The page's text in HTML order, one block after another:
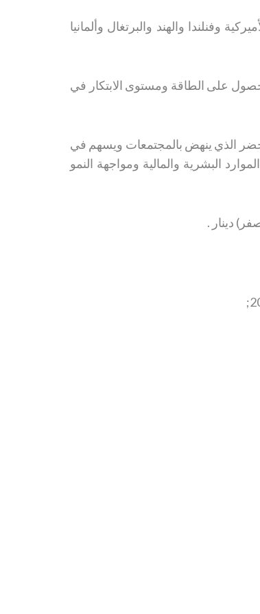
الأميركية وفنلندا والهند والبرتغال وألمانيا
على الطاقة ومستوى الابتكار في
الذي ينهض بالمجتمعات ويسهم في
البشرية والمالية ومواجهة النمو